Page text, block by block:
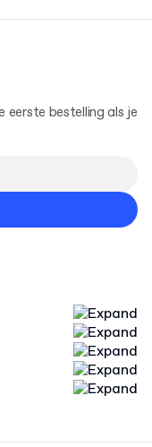
bestelling als je